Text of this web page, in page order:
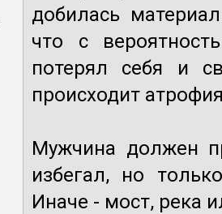
добилась
что с
потерял себя и
происходит
Мужчина должен
избегал, но
Иначе - мост, река